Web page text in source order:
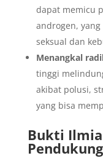
dapat memicu
androgen,
seksual dan
Menangkal
tinggi
akibat polusi,
yang bisa
Bukti
Pendukung